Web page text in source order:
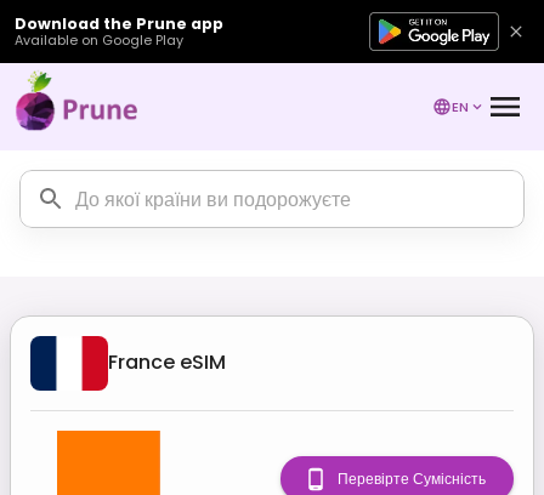
Download the Prune app
Available on Google Play
EN
France eSIM
Перевірте Сумісність